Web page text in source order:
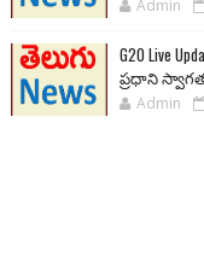
Admin
G20 Live
ప్రధాని
Admin